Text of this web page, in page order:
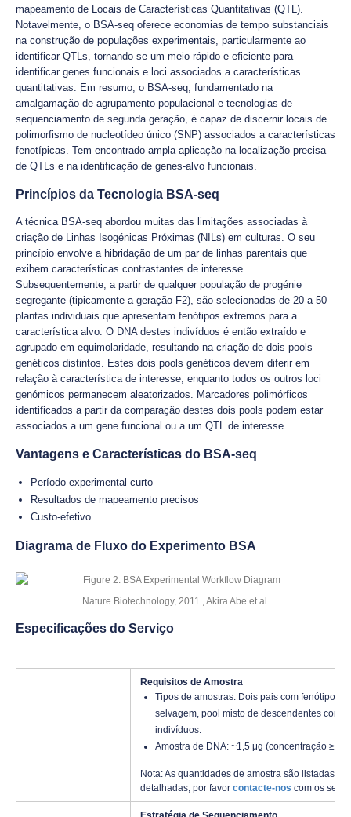
mapeamento de Locais de Características Quantitativas (QTL).
Notavelmente, o BSA-seq oferece economias de tempo substanciais
na construção de populações experimentais, particularmente ao
identificar QTLs, tornando-se um meio rápido e eficiente para
identificar genes funcionais e loci associados a características
quantitativas. Em resumo, o BSA-seq, fundamentado na
amalgamação de agrupamento populacional e tecnologias de
sequenciamento de segunda geração, é capaz de discernir locais de
polimorfismo de nucleotídeo único (SNP) associados a características
fenotípicas. Tem encontrado ampla aplicação na localização precisa
de QTLs e na identificação de genes-alvo funcionais.
Princípios da Tecnologia BSA-seq
A técnica BSA-seq abordou muitas das limitações associadas à
criação de Linhas Isogénicas Próximas (NILs) em culturas. O seu
princípio envolve a hibridação de um par de linhas parentais que
exibem características contrastantes de interesse.
Subsequentemente, a partir de qualquer população de progénie
segregante (tipicamente a geração F2), são selecionadas de 20 a 50
plantas individuais que apresentam fenótipos extremos para a
característica alvo. O DNA destes indivíduos é então extraído e
agrupado em equimolaridade, resultando na criação de dois pools
genéticos distintos. Estes dois pools genéticos devem diferir em
relação à característica de interesse, enquanto todos os outros loci
genómicos permanecem aleatorizados. Marcadores polimórficos
identificados a partir da comparação destes dois pools podem estar
associados a um gene funcional ou a um QTL de interesse.
Vantagens e Características do BSA-seq
Período experimental curto
Resultados de mapeamento precisos
Custo-efetivo
Diagrama de Fluxo do Experimento BSA
Nature Biotechnology, 2011., Akira Abe et al.
Especificações do Serviço
Requisitos de Amostra
Tipos de amostras: Dois pais com fenótipos
selvagem, pool misto de descendentes com
indivíduos.
Amostra de DNA: ~1,5 μg (concentração ≥
Nota: As quantidades de amostra são listadas
detalhadas, por favor contacte-nos com os seus